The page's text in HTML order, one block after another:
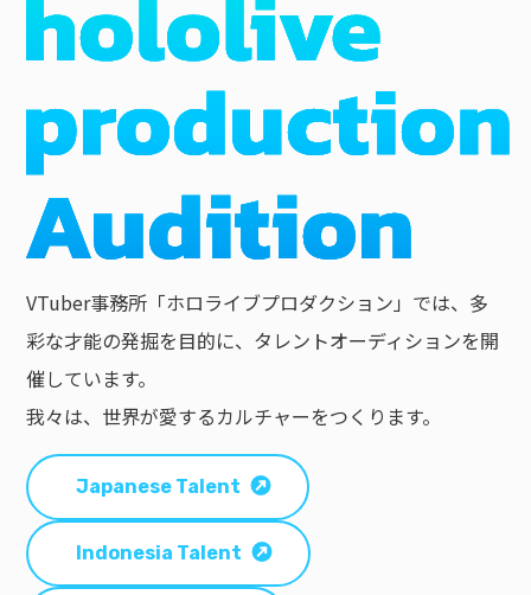
VTuber事務所「ホロライブプロダクション」では、多
彩な才能の発掘を目的に、タレントオーディションを開
催しています。
我々は、世界が愛するカルチャーをつくります。
Japanese Talent
Indonesia Talent